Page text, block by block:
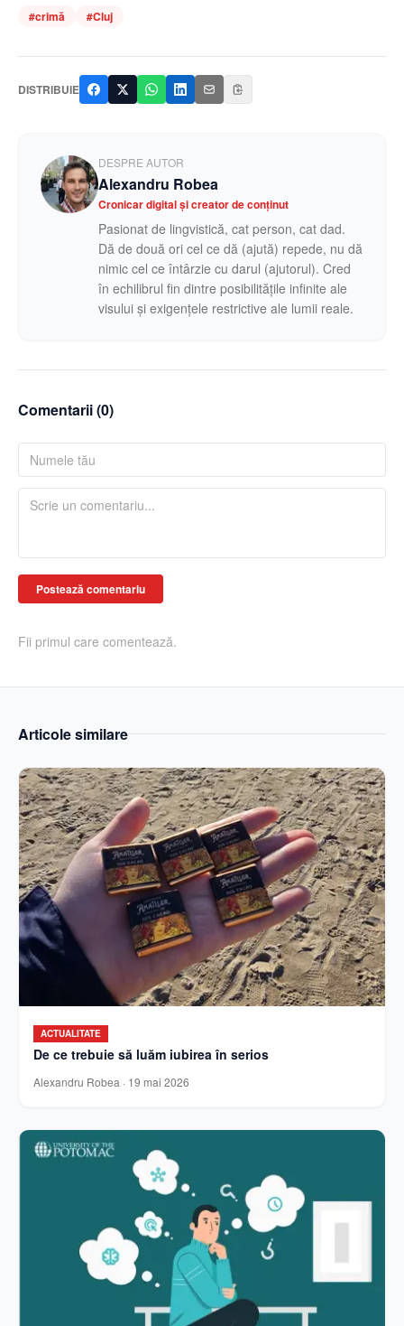
#crimă #Cluj
DISTRIBUIE
DESPRE AUTOR
Alexandru Robea
Cronicar digital și creator de conținut
Pasionat de lingvistică, cat person, cat dad.
Dă de două ori cel ce dă (ajută) repede, nu dă
nimic cel ce întârzie cu darul (ajutorul). Cred
în echilibrul fin dintre posibilitățile infinite ale
visului și exigențele restrictive ale lumii reale.
Comentarii (0)
Postează comentariu
Fii primul care comentează.
Articole similare
ACTUALITATE
De ce trebuie să luăm iubirea în serios
Alexandru Robea · 19 mai 2026